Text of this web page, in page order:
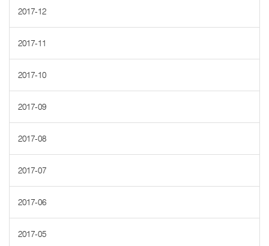
2017-12
2017-11
2017-10
2017-09
2017-08
2017-07
2017-06
2017-05